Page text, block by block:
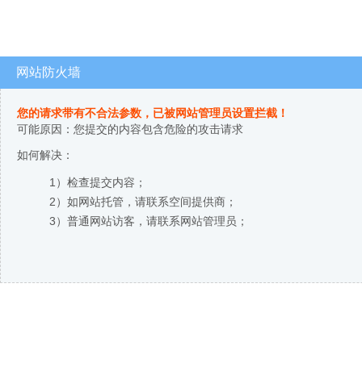
网站防火墙
您的请求带有不合法参数，已被网站管理员设置拦截！
可能原因：您提交的内容包含危险的攻击请求
如何解决：
1）检查提交内容；
2）如网站托管，请联系空间提供商；
3）普通网站访客，请联系网站管理员；